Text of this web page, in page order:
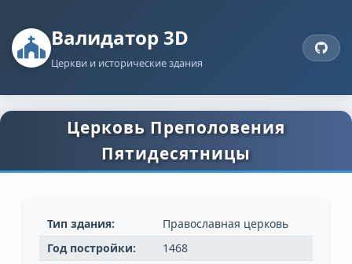
Валидатор 3D
Церкви и исторические здания
Церковь Преполовения
Пятидесятницы
Тип здания:
Православная церковь
Год постройки:
1468